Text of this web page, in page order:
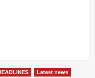
Latest news